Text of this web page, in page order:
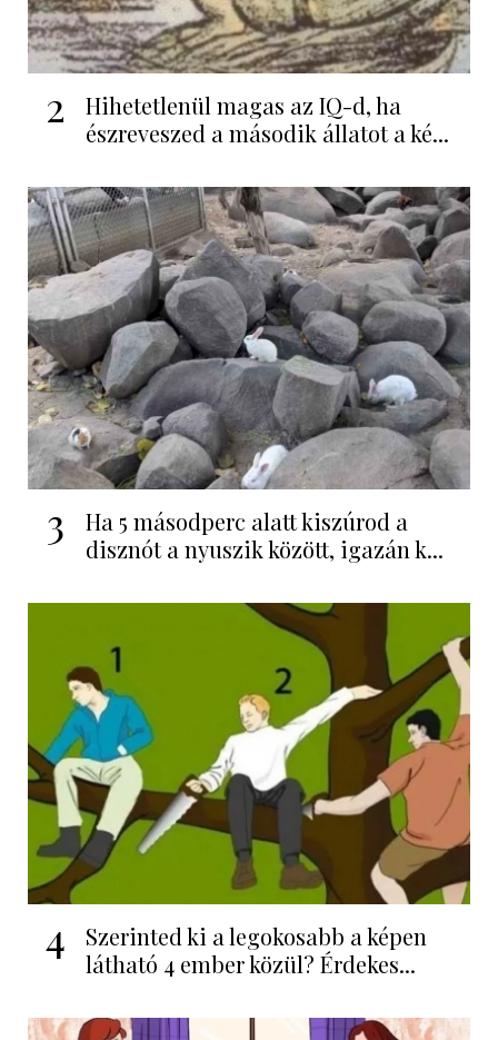
2
Hihetetlenül magas az IQ-d, ha
észreveszed a második állatot a ké...
3
Ha 5 másodperc alatt kiszúrod a
disznót a nyuszik között, igazán k...
4
Szerinted ki a legokosabb a képen
látható 4 ember közül? Érdekes...